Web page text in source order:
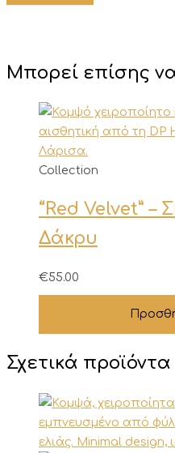
Μπορεί επίσης
Collection
“Red Velvet” –
Δάκρυ
€55.00
Σχετικά προϊόντα